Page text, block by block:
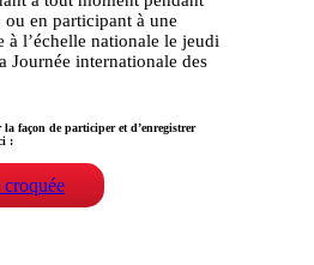
ou en participant à une
à l’échelle nationale le jeudi
Journée internationale des
façon de participer et d’enregistrer
: